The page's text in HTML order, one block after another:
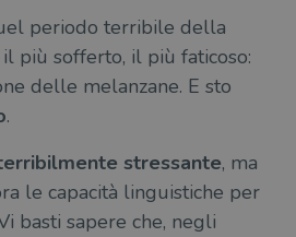
periodo terribile della
più sofferto, il più faticoso:
delle melanzane. E sto
.
stressante, ma
le capacità linguistiche per
basti sapere che, negli